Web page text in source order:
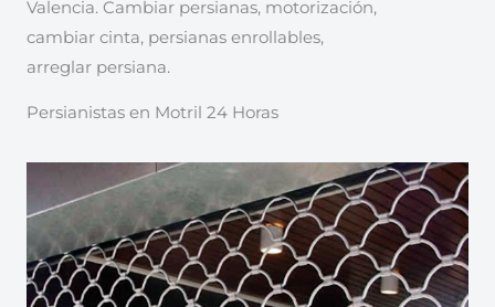
Valencia. Cambiar persianas, motorización,
cambiar cinta, persianas enrollables,
arreglar persiana.
Persianistas en Motril 24 Horas